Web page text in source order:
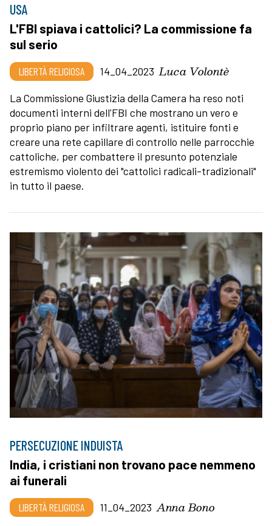
USA
L'FBI spiava i cattolici? La commissione fa
sul serio
LIBERTÀ RELIGIOSA 14_04_2023 Luca Volontè
La Commissione Giustizia della Camera ha reso noti
documenti interni dell'FBI che mostrano un vero e
proprio piano per infiltrare agenti, istituire fonti e
creare una rete capillare di controllo nelle parrocchie
cattoliche, per combattere il presunto potenziale
estremismo violento dei "cattolici radicali-tradizionali"
in tutto il paese.
PERSECUZIONE INDUISTA
India, i cristiani non trovano pace nemmeno
ai funerali
LIBERTÀ RELIGIOSA 11_04_2023 Anna Bono